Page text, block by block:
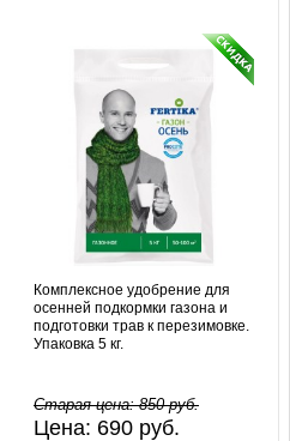
Комплексное удобрение для
осенней подкормки газона и
подготовки трав к перезимовке.
Упаковка 5 кг.
Старая цена:850руб.
Цена: 690 руб.